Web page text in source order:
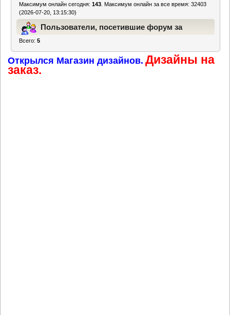
Максимум онлайн сегодня:143 . Максимум онлайн за все время: 32403
(2026-07-20, 13:15:30)
Пользователи, посетившие форум за
Всего:5
Открылся Магазин дизайнов. Дизайны на
заказ.